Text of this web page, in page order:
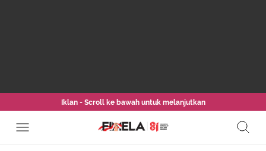
Iklan - Scroll ke bawah untuk melanjutkan